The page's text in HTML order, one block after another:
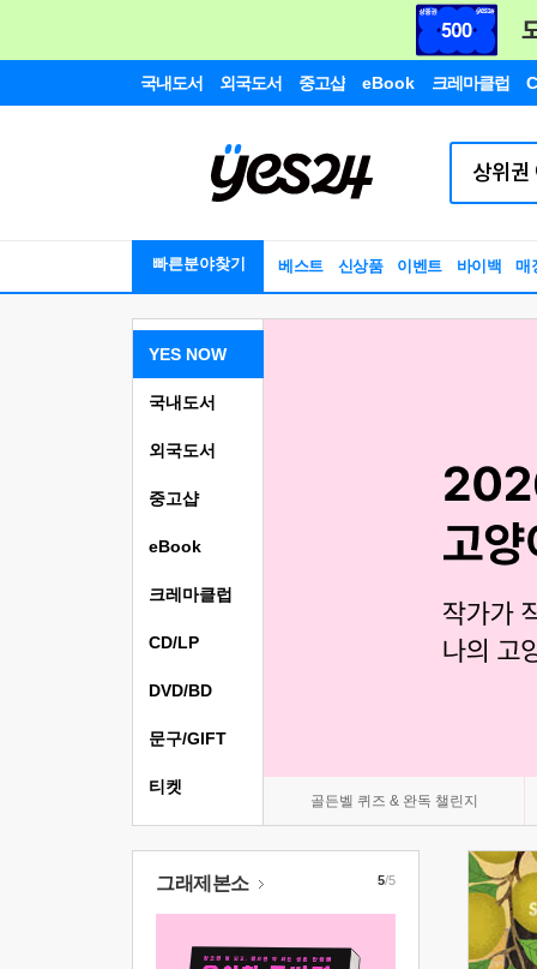
국내도서 외국도서 중고샵 eBook 크레마클럽
빠른분야찾기 베스트 신상품 이벤트 바이백 매
YES NOW
골든벨 퀴즈 & 완독 챌린지
국내도서
외국도서
중고샵
eBook
크레마클럽
CD/LP
DVD/BD
문구/GIFT
티켓
그래제본소 5/5